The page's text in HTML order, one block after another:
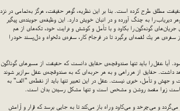
مطلق طرح كرده است. بنا بر این نظریه، گوهر حقیقت، هرگز به‌تمامی در نزد
دیریاب را به چنگ آورده و در انبان خویش دارد. این وظیفه‌ی جوینده‌ی پیگیر
جریان‌های گونه‌گون را بكاود و با تأمل و كوشش و درایت خود، تكه‌های از هم
هر یك لقمه‌ای برگیرد تا در فرجام كار، سفره‌ی دلخواه و دل‌پسند خود را
عقل را باید تنها صندوقچه‌ی حقایق دانست كه حقیقت از مسیرهای گوناگون
داشت. حقایق از هر راهی و به هر حربه‌ای كه به صندوقچه‌ی عقل سرازیر شوند
و جهش و تأمل، خبری نیست. عقل در این تعبیر تنها باید از نقطه‌ی "الف" به
زیرا مقصد روشن و مشخص است و تنها مشكل رسیدن بدان است.
و می‌چرخد و می‌كاود و راه باز می‌كند تا به جایی برسد كه قرار و آرامش